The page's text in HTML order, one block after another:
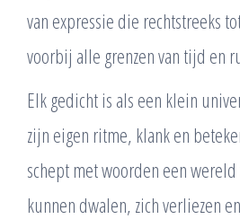
van expressie die rechtstreeks
voorbij alle grenzen van tijd en
Elk gedicht is als een klein
zijn eigen ritme, klank en
schept met woorden een
kunnen dwalen, zich verliezen